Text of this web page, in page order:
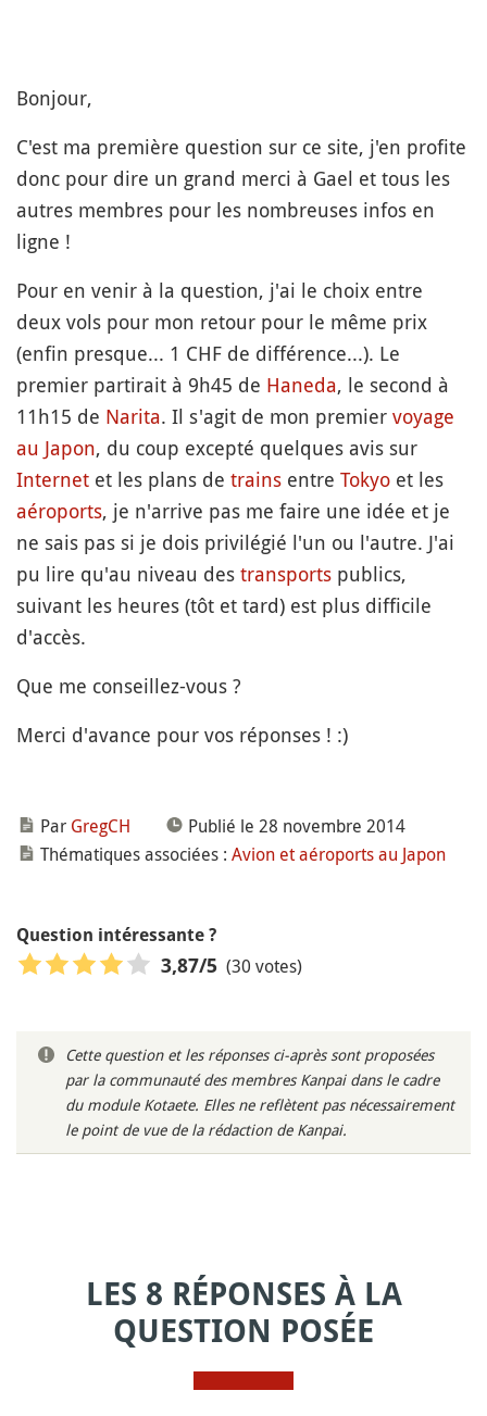
Bonjour,
C'est ma première question sur ce site, j'en profite
donc pour dire un grand merci à Gael et tous les
autres membres pour les nombreuses infos en
ligne !
Pour en venir à la question, j'ai le choix entre
deux vols pour mon retour pour le même prix
(enfin presque... 1 CHF de différence...). Le
premier partirait à 9h45 de Haneda, le second à
11h15 de Narita. Il s'agit de mon premier voyage
au Japon, du coup excepté quelques avis sur
Internet et les plans de trains entre Tokyo et les
aéroports, je n'arrive pas me faire une idée et je
ne sais pas si je dois privilégié l'un ou l'autre. J'ai
pu lire qu'au niveau des transports publics,
suivant les heures (tôt et tard) est plus difficile
d'accès.
Que me conseillez-vous ?
Merci d'avance pour vos réponses ! :)
Par GregCH
Publié le 28 novembre 2014
Thématiques associées : Avion et aéroports au Japon
Question intéressante ?
3,87/5 (30 votes)
Cette question et les réponses ci-après sont proposées
par la communauté des membres Kanpai dans le cadre
du module Kotaete. Elles ne reflètent pas nécessairement
le point de vue de la rédaction de Kanpai.
LES 8 RÉPONSES À LA
QUESTION POSÉE